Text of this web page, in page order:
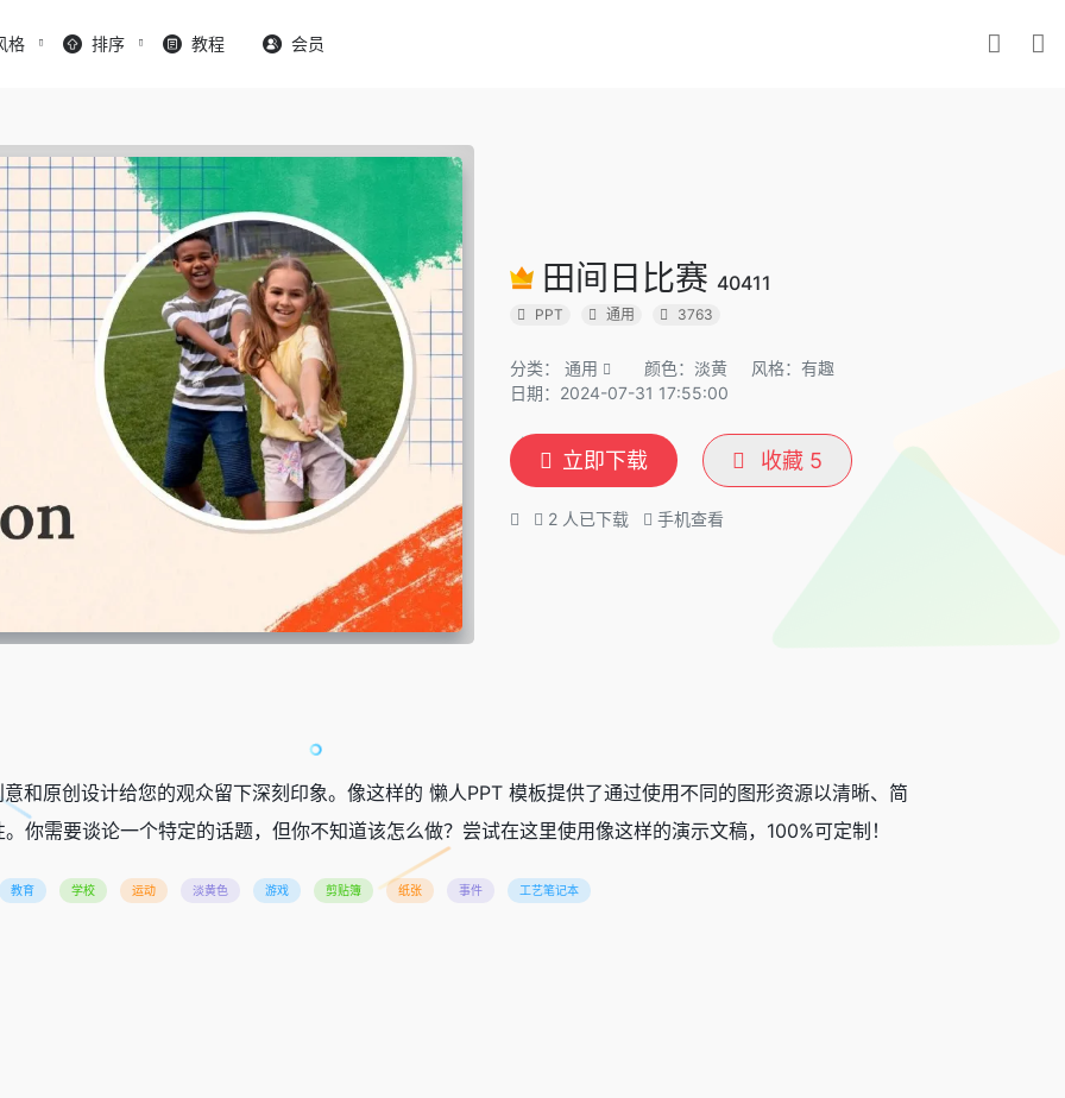
格 排序 教程 会员
田间日比赛 40411
PPT 通用 3763
分类： 通用 颜色：淡黄
风格：有趣
日期：2024-07-31 17:55:00
立即下载 收藏 5
2 人已下载 手机查看
原创设计给您的观众留下深刻印象。像这样的 懒人PPT 模板提供了通过使用不同的图形资源以清晰、简
你需要谈论一个特定的话题，但你不知道该怎么做？尝试在这里使用像这样的演示文稿，100%可定制！
教育 学校 运动 淡黄色 游戏 剪贴簿 纸张 事件 工艺笔记本